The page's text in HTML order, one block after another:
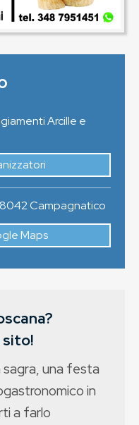
Arcille e
Campagnatico
Maps
sito!
sagra, una festa
in
a farlo